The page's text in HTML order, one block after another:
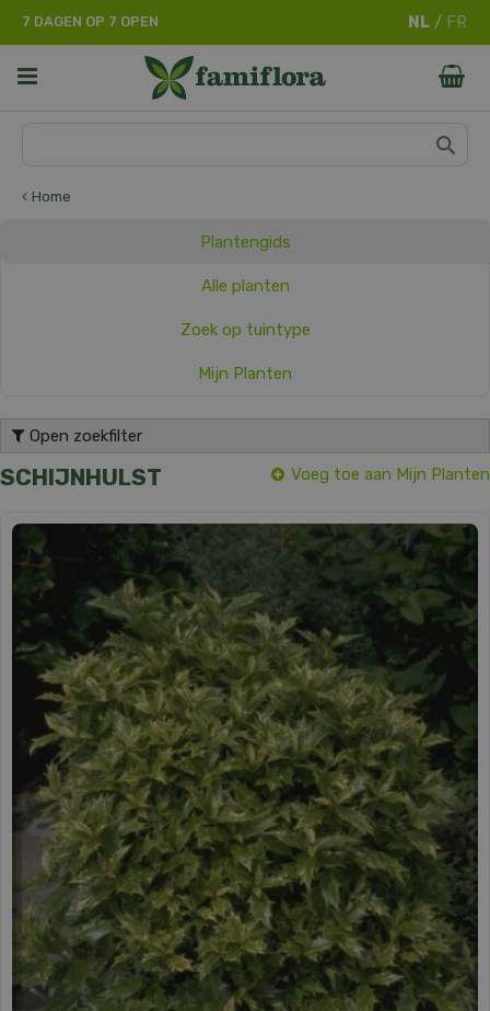
Home
7 DAGEN OP 7 OPEN
Plantengids
Alle planten
Zoek op tuintype
Mijn Planten
Open zoekfilter
SCHIJNHULST Voeg toe aan Mijn Planten